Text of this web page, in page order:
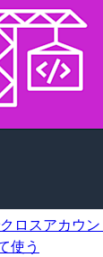
ロスアカウ
使う